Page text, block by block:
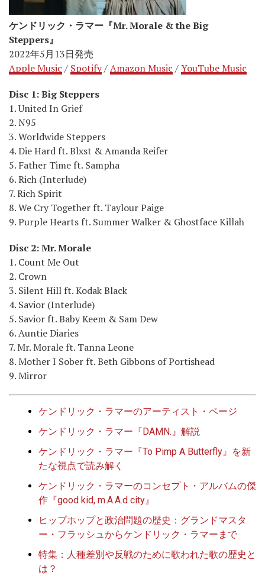
ケンドリック・ラマー『Mr. Morale & the Big
Steppers』
2022年5月13日発売
Apple Music / Spotify/Amazon Music /YouTube Music
Disc 1: Big Steppers
1. United In Grief
2. N95
3. Worldwide Steppers
4. Die Hard ft. Blxst & Amanda Reifer
5. Father Time ft. Sampha
6. Rich (Interlude)
7. Rich Spirit
8. We Cry Together ft. Taylour Paige
9. Purple Hearts ft. Summer Walker & Ghostface Killah
Disc 2: Mr. Morale
1. Count Me Out
2. Crown
3. Silent Hill ft. Kodak Black
4. Savior (Interlude)
5. Savior ft. Baby Keem & Sam Dew
6. Auntie Diaries
7. Mr. Morale ft. Tanna Leone
8. Mother I Sober ft. Beth Gibbons of Portishead
9. Mirror
ケンドリック・ラマーのアーティスト・ページ
ケンドリック・ラマー『DAMN.』解説
ケンドリック・ラマー『To Pimp A Butterfly』を新
たな視点で読み解く
ケンドリック・ラマーのコンセプト・アルバムの傑
作『good kid, m.A.A.d city』
ヒップホップと政治問題の歴史：グランドマスタ
ー・フラッシュからケンドリック・ラマーまで
特集：人種差別や反戦のために歌われた歌の歴史と
は？